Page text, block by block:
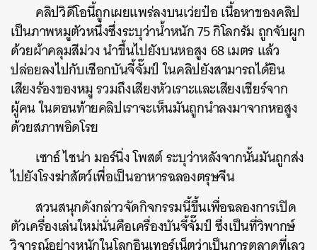
คลิปวิดีโอนี้ถูกเผยแพร่ลงบนเว่ยป๋อ เนื้อหาของคลิป
เป็นภาพหมูตัวหนึ่งซึ่งระบุว่าน้ำหนัก 75 กิโลกรัม ถูกจับผูก
ด้วยผ้าคลุมสีม่วง นำขึ้นไปยังบนหอสูง 68 เมตร แล้ว
ปล่อยลงไปกับเชือกบันจี้จั๊มป์ ในคลิปยังสามารถได้ยิน
เสียงร้องของหมู รวมถึงเสียงหัวเราะและเสียงเชียร์จาก
ผู้คน ในตอนท้ายคลิปเราจะเห็นมันถูกนำลงมาจากหอสูง
ด้วยสภาพอิดโรย
เซาธ์ ไชน่า มอร์นิ่ง โพสต์ ระบุว่าหลังจากนั้นมันถูกส่ง
ไปยังโรงฆ่าสัตว์เพื่อเป็นอาหารฉลองตรุษจีน
สวนสนุกดังกล่าวจัดกิจกรรมนี้ขึ้นเพื่อฉลองการเปิด
ตัวเครื่องเล่นใหม่นั่นคือเครื่องบันจี้จั๊มป์ ซึ่งเป็นที่วิพากษ์